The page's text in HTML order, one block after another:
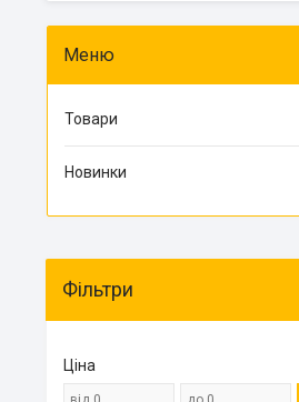
Товари
Новинки
Фільтри
Ціна